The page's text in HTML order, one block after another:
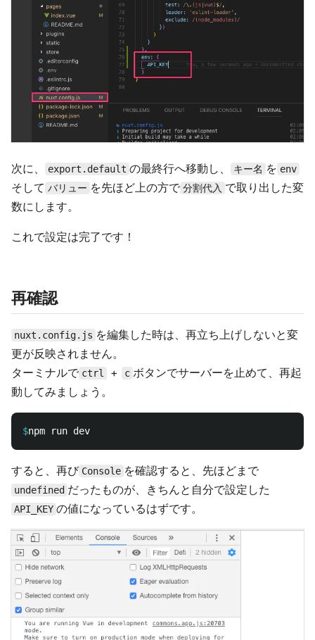
次に、 export.default の最終行へ移動し、 キー名 を env
そして バリュー を先ほど上の方で 分割代入 で取り出した変
数にします。
これで設定は完了です！
再確認
nuxt.config.js を編集した時は、再立ち上げしないと変
更が反映されません。
ターミナルで ctrl + c ボタンでサーバーを止めて、再起
動してみましょう。
$
すると、再び Console を確認すると、先ほどまで
undefined だったものが、きちんと自分で設定した
API_KEY の値になっているはずです。